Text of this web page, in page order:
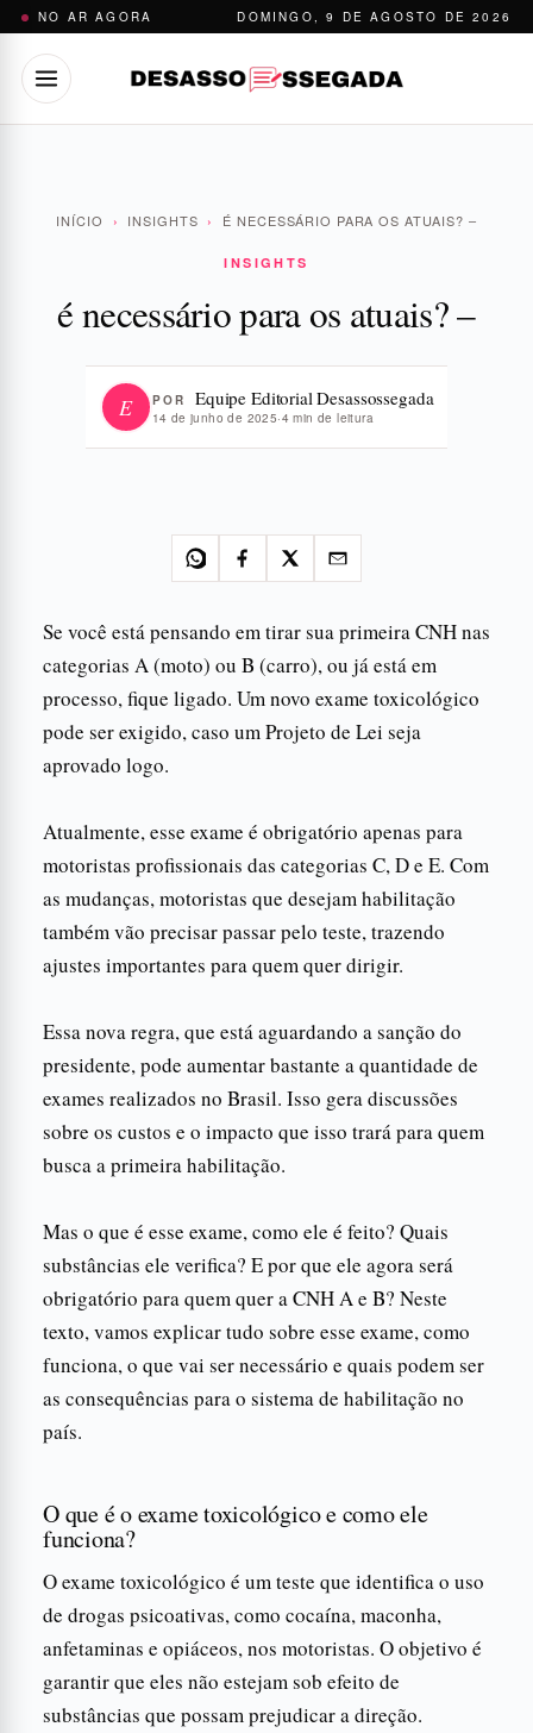
Pular
conteúdo
NO AR AGORA DOMINGO, 9 DE AGOSTO DE 2026
INÍCIO › INSIGHTS › É NECESSÁRIO PARA OS ATUAIS? –
INSIGHTS
é necessário para os atuais? –
E POR Equipe Editorial Desassossegada
14 de junho de 2025·4 min de leitura
Se você está pensando em tirar sua primeira CNH nas
categorias A (moto) ou B (carro), ou já está em
processo, fique ligado. Um novo exame toxicológico
pode ser exigido, caso um Projeto de Lei seja
aprovado logo.
Atualmente, esse exame é obrigatório apenas para
motoristas profissionais das categorias C, D e E. Com
as mudanças, motoristas que desejam habilitação
também vão precisar passar pelo teste, trazendo
ajustes importantes para quem quer dirigir.
Essa nova regra, que está aguardando a sanção do
presidente, pode aumentar bastante a quantidade de
exames realizados no Brasil. Isso gera discussões
sobre os custos e o impacto que isso trará para quem
busca a primeira habilitação.
Mas o que é esse exame, como ele é feito? Quais
substâncias ele verifica? E por que ele agora será
obrigatório para quem quer a CNH A e B? Neste
texto, vamos explicar tudo sobre esse exame, como
funciona, o que vai ser necessário e quais podem ser
as consequências para o sistema de habilitação no
país.
O que é o exame toxicológico e como ele
funciona?
O exame toxicológico é um teste que identifica o uso
de drogas psicoativas, como cocaína, maconha,
anfetaminas e opiáceos, nos motoristas. O objetivo é
garantir que eles não estejam sob efeito de
substâncias que possam prejudicar a direção.